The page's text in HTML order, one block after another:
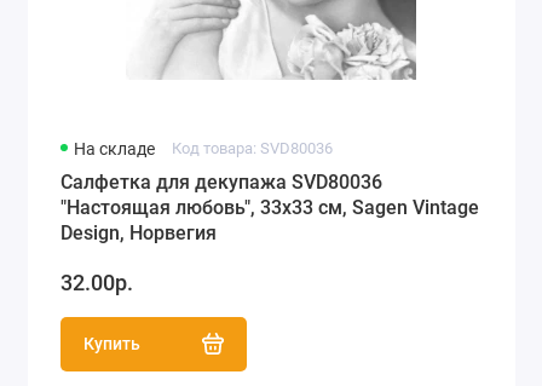
На складе Код товара: SVD80036
Салфетка для декупажа SVD80036
"Настоящая любовь", 33х33 см, Sagen Vintage
Design, Норвегия
32.00р.
Купить